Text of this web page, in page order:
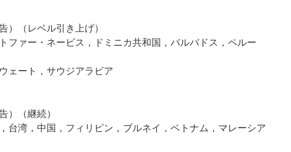
）（レベル引き上げ）
ァー・ネービス，ドミニカ共和国，バルバドス，ペルー
ェート，サウジアラビア
告）（継続）
湾，中国，フィリピン，ブルネイ，ベトナム，マレーシア